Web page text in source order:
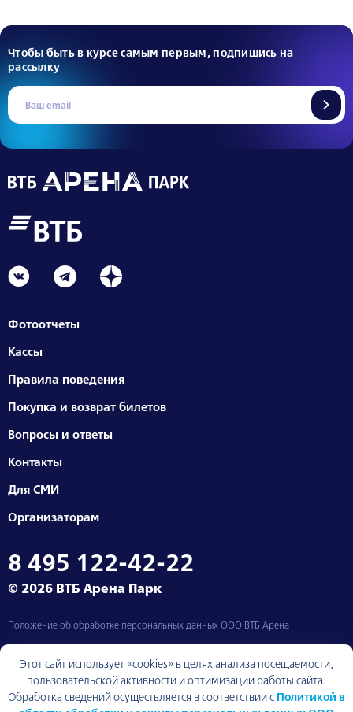
Чтобы быть в курсе самым первым, подпишись на
рассылку
Фотоотчеты
Кассы
Правила поведения
Покупка и возврат билетов
Вопросы и ответы
Контакты
Для СМИ
Организаторам
8 495 122-42-22
© 2026 ВТБ Арена Парк
Положение об обработке персональных данных ООО ВТБ Арена
Этот сайт использует «cookies» в целях анализа посещаемости,
пользовательской активности и оптимизации работы сайта.
Обработка сведений осуществляется в соответствии с Политикой в